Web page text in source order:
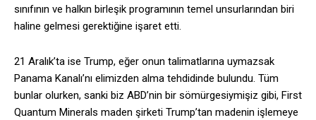
sınıfının ve halkın birleşik programının temel unsurlarından biri
haline gelmesi gerektiğine işaret etti.
21 Aralık’ta ise Trump, eğer onun talimatlarına uymazsak
Panama Kanalı’nı elimizden alma tehdidinde bulundu. Tüm
bunlar olurken, sanki biz ABD’nin bir sömürgesiymişiz gibi, First
Quantum Minerals maden şirketi Trump’tan madenin işlemeye